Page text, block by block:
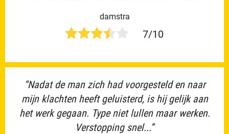
damstra
7/10
“Nadat de man zich had voorgesteld en naar
mijn klachten heeft geluisterd, is hij gelijk aan
het werk gegaan. Type niet lullen maar werken.
Verstopping snel...”